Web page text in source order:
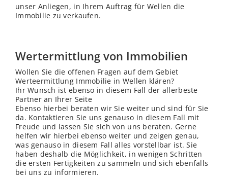
unser Anliegen, in Ihrem Auftrag für Wellen die
Immobilie zu verkaufen.
Wertermittlung von Immobilien
Wollen Sie die offenen Fragen auf dem Gebiet
Werteermittlung Immobilie in Wellen klären?
Ihr Wunsch ist ebenso in diesem Fall der allerbeste
Partner an Ihrer Seite
Ebenso hierbei beraten wir Sie weiter und sind für Sie
da. Kontaktieren Sie uns genauso in diesem Fall mit
Freude und lassen Sie sich von uns beraten. Gerne
helfen wir hierbei ebenso weiter und zeigen genau,
was genauso in diesem Fall alles vorstellbar ist. Sie
haben deshalb die Möglichkeit, in wenigen Schritten
die ersten Fertigkeiten zu sammeln und sich ebenfalls
bei uns zu informieren.